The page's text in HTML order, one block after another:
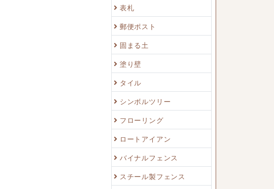
表札
郵便ポスト
固まる土
塗り壁
タイル
シンボルツリー
フローリング
ロートアイアン
バイナルフェンス
スチール製フェンス